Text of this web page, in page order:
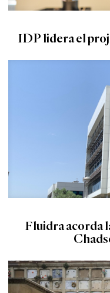
IDP lidera el
Fluidra acorda